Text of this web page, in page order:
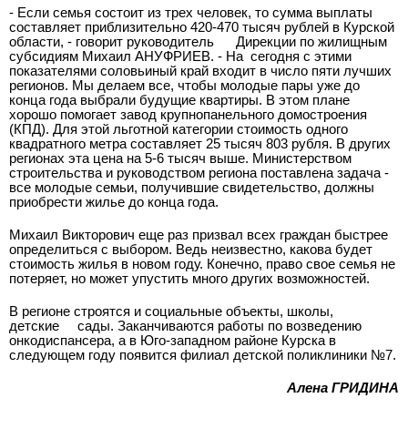
- Если семья состоит из трех человек, то сумма выплаты
составляет приблизительно 420-470 тысяч рублей в Курской
области, - говорит руководитель
Дирекции по жилищным
субсидиям Михаил АНУФРИЕВ. - На сегодня с этими
показателями соловьиный край входит в число пяти лучших
регионов. Мы делаем все, чтобы молодые пары уже до
конца года выбрали будущие квартиры. В этом плане
хорошо помогает завод крупнопанельного домостроения
(КПД). Для этой льготной категории стоимость одного
квадратного метра составляет 25 тысяч 803 рубля. В других
регионах эта цена на 5-6 тысяч выше. Министерством
строительства и руководством региона поставлена задача -
все молодые семьи, получившие свидетельство, должны
приобрести жилье до конца года.
Михаил Викторович еще раз призвал всех граждан быстрее
определиться с выбором. Ведь неизвестно, какова будет
стоимость жилья в новом году. Конечно, право свое семья не
потеряет, но может упустить много других возможностей.
В регионе строятся и социальные объекты, школы,
детские
сады. Заканчиваются работы по возведению
онкодиспансера, а в Юго-западном районе Курска в
следующем году появится филиал детской поликлиники №7.
Алена ГРИДИНА